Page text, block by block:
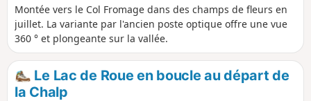
Montée vers le Col Fromage dans des champs de fleurs en
juillet. La variante par l'ancien poste optique offre une vue
360 ° et plongeante sur la vallée.
Le Lac de Roue en boucle au départ de
la Chalp